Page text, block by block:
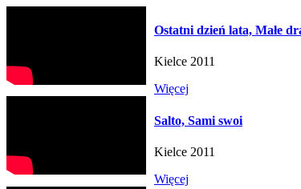
Ostatni dzień lata, Małe
Kielce 2011
Więcej
Salto, Sami swoi
Kielce 2011
Więcej